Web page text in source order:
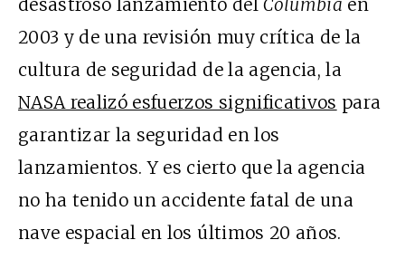
desastroso lanzamiento delColumbia en
2003 y de una revisión muy crítica de la
cultura de seguridad de la agencia, la
NASA realizó esfuerzos significativos para
garantizar la seguridad en los
lanzamientos. Y es cierto que la agencia
no ha tenido un accidente fatal de una
nave espacial en los últimos 20 años.